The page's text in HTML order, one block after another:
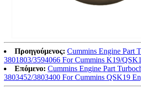
Προηγούμενος: Cummins Engine Part
3801803/3594066 For Cummins K19/
Επόμενο: Cummins Engine Part
3803452/3803400 For Cummins QSK19